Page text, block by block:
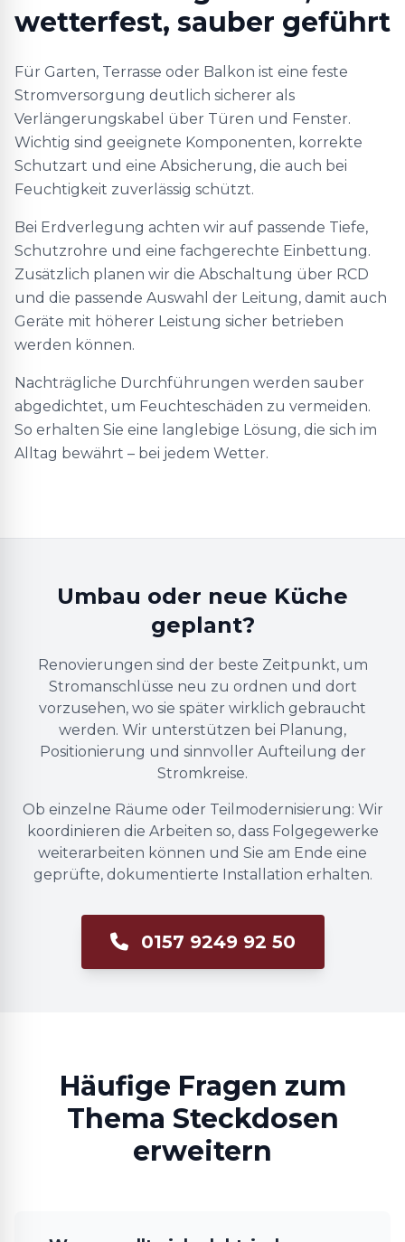
wetterfest, sauber geführt
Für Garten, Terrasse oder Balkon ist eine feste
Stromversorgung deutlich sicherer als
Verlängerungskabel über Türen und Fenster.
Wichtig sind geeignete Komponenten, korrekte
Schutzart und eine Absicherung, die auch bei
Feuchtigkeit zuverlässig schützt.
Bei Erdverlegung achten wir auf passende Tiefe,
Schutzrohre und eine fachgerechte Einbettung.
Zusätzlich planen wir die Abschaltung über RCD
und die passende Auswahl der Leitung, damit auch
Geräte mit höherer Leistung sicher betrieben
werden können.
Nachträgliche Durchführungen werden sauber
abgedichtet, um Feuchteschäden zu vermeiden.
So erhalten Sie eine langlebige Lösung, die sich im
Alltag bewährt – bei jedem Wetter.
Umbau oder neue Küche
geplant?
Renovierungen sind der beste Zeitpunkt, um
Stromanschlüsse neu zu ordnen und dort
vorzusehen, wo sie später wirklich gebraucht
werden. Wir unterstützen bei Planung,
Positionierung und sinnvoller Aufteilung der
Stromkreise.
Ob einzelne Räume oder Teilmodernisierung: Wir
koordinieren die Arbeiten so, dass Folgegewerke
weiterarbeiten können und Sie am Ende eine
geprüfte, dokumentierte Installation erhalten.
0157 9249 92 50
Häufige Fragen zum
Thema Steckdosen
erweitern